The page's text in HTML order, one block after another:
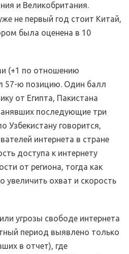
и Великобритания.
не первый год стоит Китай,
была оценена в 10
(+1 по отношению
57-ю позицию. Один балл
от Египта, Пакистана
последующие три
Узбекистану говорится,
интернета в стране
доступа к интернету
от региона, тогда как
увеличить охват и скорость
угрозы свободе интернета
период выявлено только
в отчет), где